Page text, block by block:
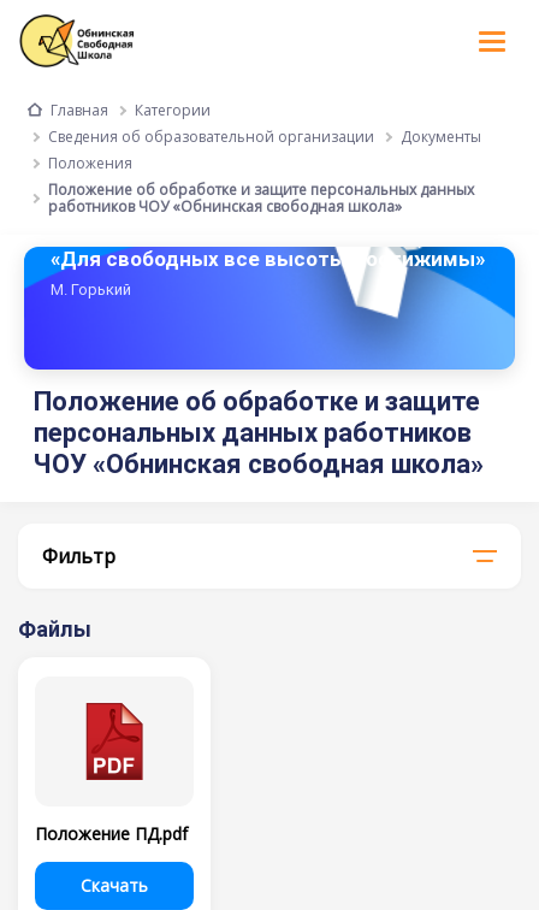
Главная
Категории
Сведения об образовательной организации
Документы
Положения
Положение об обработке и защите персональных данных
работников ЧОУ «Обнинская свободная школа»
«Для свободных все высоты достижимы»
М. Горький
Положение об обработке и защите
персональных данных работников
ЧОУ «Обнинская свободная школа»
Фильтр
Файлы
Положение ПД.pdf
Скачать